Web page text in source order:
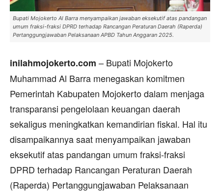
Bupati Mojokerto Al Barra menyampaikan jawaban eksekutif atas pandangan
umum fraksi-fraksi DPRD terhadap Rancangan Peraturan Daerah (Raperda)
Pertanggungjawaban Pelaksanaan APBD Tahun Anggaran 2025.
inilahmojokerto.com – Bupati Mojokerto
Muhammad Al Barra menegaskan komitmen
Pemerintah Kabupaten Mojokerto dalam menjaga
transparansi pengelolaan keuangan daerah
sekaligus meningkatkan kemandirian fiskal. Hal itu
disampaikannya saat menyampaikan jawaban
eksekutif atas pandangan umum fraksi-fraksi
DPRD terhadap Rancangan Peraturan Daerah
(Raperda) Pertanggungjawaban Pelaksanaan